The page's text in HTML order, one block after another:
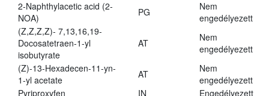
2-Naphthylacetic acid (2-
NOA)
PG
Nem
engedélyezett
(Z,Z,Z,Z)- 7,13,16,19-
Docosatetraen-1-yl
isobutyrate
AT
Nem
engedélyezett
(Z)-13-Hexadecen-11-yn-
1-yl acetate
AT
Nem
engedélyezett
Pyriproxyfen
IN
Engedélyezett